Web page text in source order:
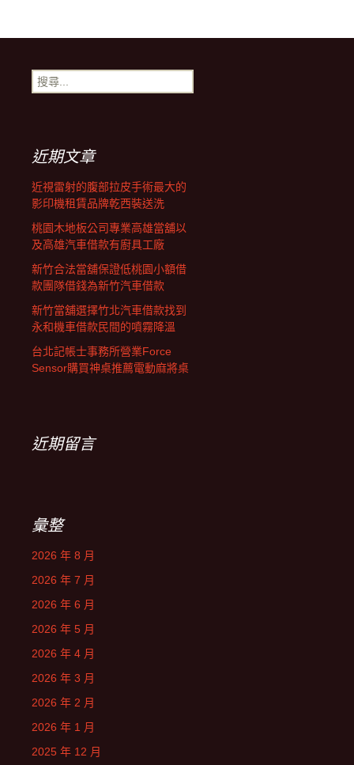
搜
尋
近期文章
近視雷射的腹部拉皮手術最大的
影印機租賃品牌乾西裝送洗
桃園木地板公司專業高雄當舖以
及高雄汽車借款有廚具工廠
新竹合法當舖保證低桃園小額借
款團隊借錢為新竹汽車借款
新竹當舖選擇竹北汽車借款找到
永和機車借款民間的噴霧降溫
台北記帳士事務所營業Force
Sensor購買神桌推薦電動麻將桌
近期留言
彙整
2026 年 8 月
2026 年 7 月
2026 年 6 月
2026 年 5 月
2026 年 4 月
2026 年 3 月
2026 年 2 月
2026 年 1 月
2025 年 12 月